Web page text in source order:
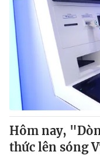
Hôm nay,
thức lên sóng